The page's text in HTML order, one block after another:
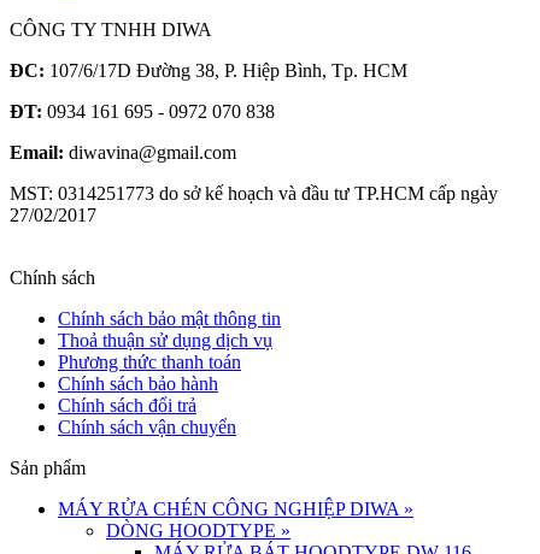
CÔNG TY TNHH DIWA
ĐC: 107/6/17D Đường 38, P. Hiệp Bình, Tp. HCM
ĐT: 0934 161 695 - 0972 070 838
Email: diwavina@gmail.com
MST: 0314251773 do sở kế hoạch và đầu tư TP.HCM cấp ngày
27/02/2017
Chính sách
Chính sách bảo mật thông tin
Thoả thuận sử dụng dịch vụ
Phương thức thanh toán
Chính sách bảo hành
Chính sách đổi trả
Chính sách vận chuyển
Sản phẩm
MÁY RỬA CHÉN CÔNG NGHIỆP DIWA »
DÒNG HOODTYPE »